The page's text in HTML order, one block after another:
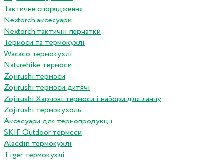
Тактичне спорядження
Nextorch аксесуари
Nextorch тактичні перчатки
Термоси та термокухлі
Wacaco термокухлі
Naturehike термоси
Zojirushi термоси
Zojirushi термоси дитячі
Zojirushi Харчові термоси і набори для ланчу
Zojirushi термокухоль
Аксесуари для термопродукціі
SKIF Outdoor термоси
Aladdin термокухлі
Tiger термокухлі